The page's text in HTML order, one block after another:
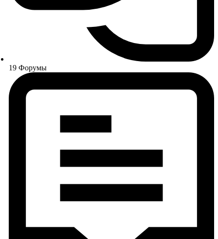
19 Форумы